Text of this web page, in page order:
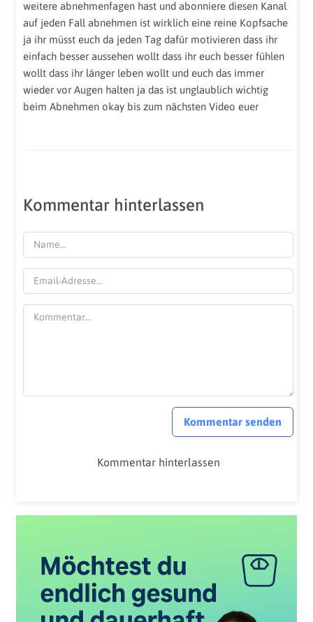
weitere abnehmenfagen hast und abonniere diesen Kanal
auf jeden Fall abnehmen ist wirklich eine reine Kopfsache
ja ihr müsst euch da jeden Tag dafür motivieren dass ihr
einfach besser aussehen wollt dass ihr euch besser fühlen
wollt dass ihr länger leben wollt und euch das immer
wieder vor Augen halten ja das ist unglaublich wichtig
beim Abnehmen okay bis zum nächsten Video euer
Kommentar hinterlassen
Kommentar senden
Kommentar hinterlassen